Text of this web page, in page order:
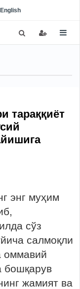
English
тараққиёт
энг муҳим
сўз
салмоқли
оммавий
бошқарув
жамият ва